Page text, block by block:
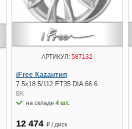
АРТИКУЛ: 587132
iFree Кazaнтип
7.5x18 5/112 ET35 DIA 66.6
BK
на складе 4 шт.
12 474 ₽ / диск